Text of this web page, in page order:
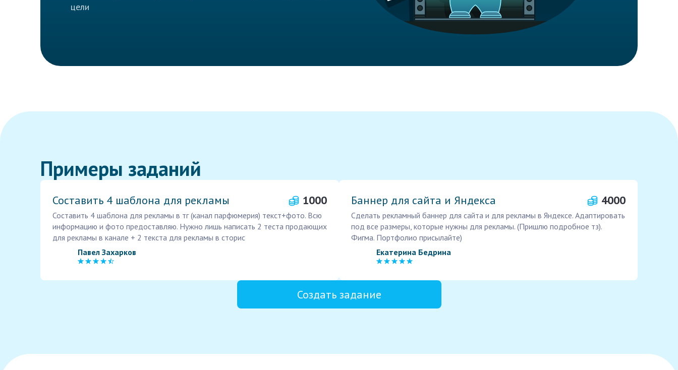
цели
Примеры заданий
Составить 4 шаблона для рекламы 1000
Составить 4 шаблона для рекламы в тг (канал парфюмерия) текст+фото. Всю
информацию и фото предоставляю. Нужно лишь написать 2 теста продающих
для рекламы в канале + 2 текста для рекламы в сторис
Павел Захарков
Баннер для сайта и Яндекса 4000
Сделать рекламный баннер для сайта и для рекламы в Яндексе. Адаптировать
под все размеры, которые нужны для рекламы. (Пришлю подробное тз).
Фигма. Портфолио присылайте)
Екатерина Бедрина
Создать задание